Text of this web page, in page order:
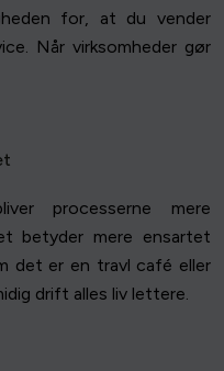
for, at du vender
Når virksomheder gør
processerne mere
betyder mere ensartet
det er en travl café eller
drift alles liv lettere.